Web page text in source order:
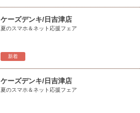
新着
ケーズデンキ/日吉津店
夏のスマホ＆ネット応援フェア
ケーズデンキ/日吉津店
夏のスマホ＆ネット応援フェア